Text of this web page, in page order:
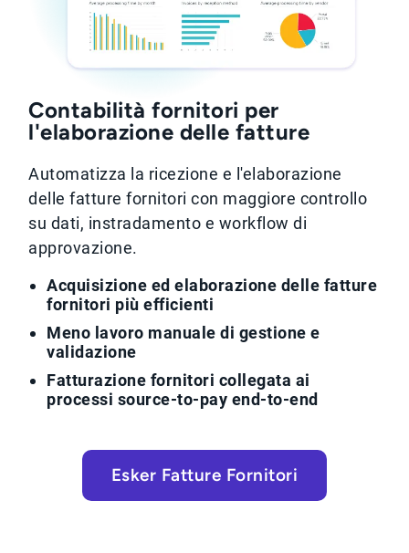
Contabilità fornitori per
l'elaborazione delle fatture
Automatizza la ricezione e l'elaborazione
delle fatture fornitori con maggiore controllo
su dati, instradamento e workflow di
approvazione.
Acquisizione ed elaborazione delle fatture
fornitori più efficienti
Meno lavoro manuale di gestione e
validazione
Fatturazione fornitori collegata ai
processi source-to-pay end-to-end
Esker Fatture Fornitori